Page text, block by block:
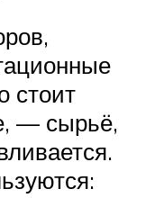
стоит
— сырьё,